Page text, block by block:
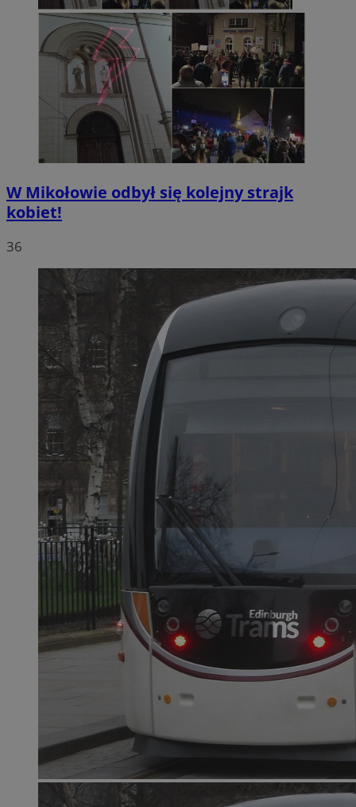
W Mikołowie odbył się kolejny strajk
kobiet!
36